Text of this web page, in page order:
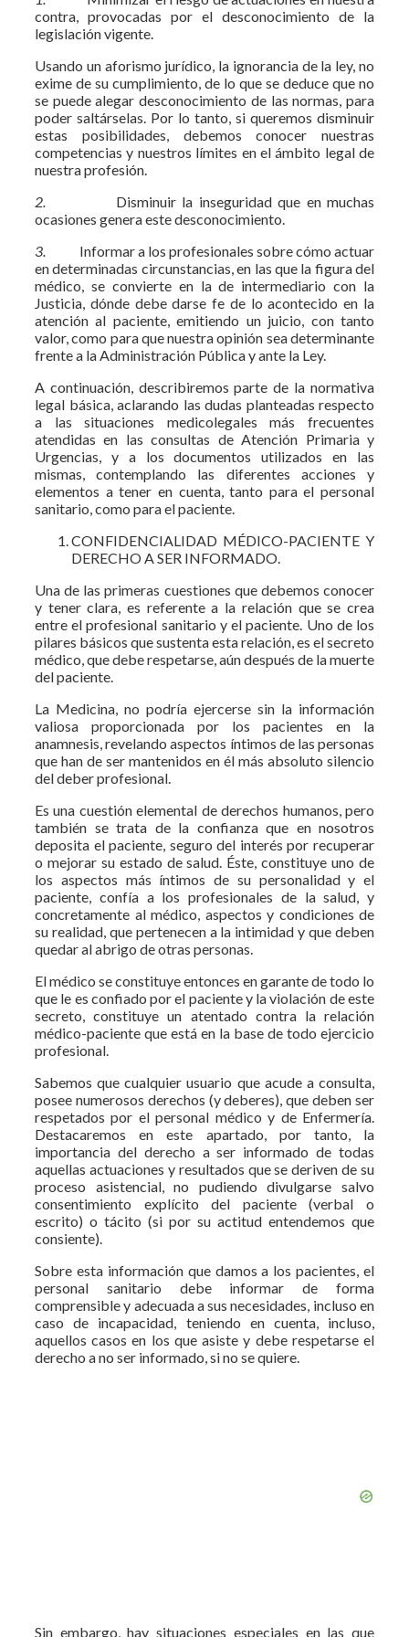
contra, provocadas por el desconocimiento de la
legislación vigente.
Usando un aforismo jurídico, la ignorancia de la ley, no
exime de su cumplimiento, de lo que se deduce que no
se puede alegar desconocimiento de las normas, para
poder saltárselas. Por lo tanto, si queremos disminuir
estas posibilidades, debemos conocer nuestras
competencias y nuestros límites en el ámbito legal de
nuestra profesión.
2. Disminuir la inseguridad que en muchas
ocasiones genera este desconocimiento.
3. Informar a los profesionales sobre cómo actuar
en determinadas circunstancias, en las que la figura del
médico, se convierte en la de intermediario con la
Justicia, dónde debe darse fe de lo acontecido en la
atención al paciente, emitiendo un juicio, con tanto
valor, como para que nuestra opinión sea determinante
frente a la Administración Pública y ante la Ley.
A continuación, describiremos parte de la normativa
legal básica, aclarando las dudas planteadas respecto
a las situaciones medicolegales más frecuentes
atendidas en las consultas de Atención Primaria y
Urgencias, y a los documentos utilizados en las
mismas, contemplando las diferentes acciones y
elementos a tener en cuenta, tanto para el personal
sanitario, como para el paciente.
CONFIDENCIALIDAD MÉDICO-PACIENTE Y
DERECHO A SER INFORMADO.
Una de las primeras cuestiones que debemos conocer
y tener clara, es referente a la relación que se crea
entre el profesional sanitario y el paciente. Uno de los
pilares básicos que sustenta esta relación, es el secreto
médico, que debe respetarse, aún después de la muerte
del paciente.
La Medicina, no podría ejercerse sin la información
valiosa proporcionada por los pacientes en la
anamnesis, revelando aspectos íntimos de las personas
que han de ser mantenidos en él más absoluto silencio
del deber profesional.
Es una cuestión elemental de derechos humanos, pero
también se trata de la confianza que en nosotros
deposita el paciente, seguro del interés por recuperar
o mejorar su estado de salud. Éste, constituye uno de
los aspectos más íntimos de su personalidad y el
paciente, confía a los profesionales de la salud, y
concretamente al médico, aspectos y condiciones de
su realidad, que pertenecen a la intimidad y que deben
quedar al abrigo de otras personas.
El médico se constituye entonces en garante de todo lo
que le es confiado por el paciente y la violación de este
secreto, constituye un atentado contra la relación
médico-paciente que está en la base de todo ejercicio
profesional.
Sabemos que cualquier usuario que acude a consulta,
posee numerosos derechos (y deberes), que deben ser
respetados por el personal médico y de Enfermería.
Destacaremos en este apartado, por tanto, la
importancia del derecho a ser informado de todas
aquellas actua­ciones y resultados que se deriven de su
proceso asistencial, no pu­diendo divulgarse salvo
consentimiento explícito del paciente (verbal o
escrito) o tácito (si por su actitud entende­mos que
consiente).
Sobre esta información que damos a los pacientes, el
personal sanitario debe informar de forma
comprensible y adecuada a sus necesidades, incluso en
caso de incapacidad, teniendo en cuenta, incluso,
aquellos casos en los que asiste y debe respetarse el
de­recho a no ser informado, si no se quiere.
Sin embargo, hay situaciones es­peciales en las que